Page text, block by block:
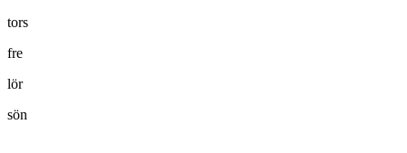
tors
fre
lör
sön